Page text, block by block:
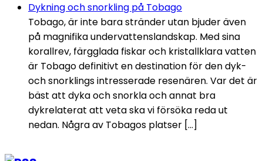
Dykning och snorkling på Tobago
Tobago, är inte bara stränder utan bjuder även
på magnifika undervattenslandskap. Med sina
korallrev, färgglada fiskar och kristallklara vatten
är Tobago definitivt en destination för den dyk-
och snorklings intresserade resenären. Var det är
bäst att dyka och snorkla och annat bra
dykrelaterat att veta ska vi försöka reda ut
nedan. Några av Tobagos platser […]